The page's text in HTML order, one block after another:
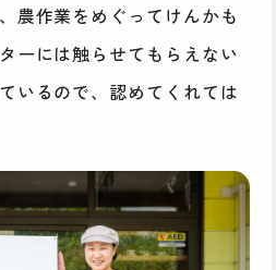
農作業をめぐってけんかも
ーには触らせてもらえない
いるので、認めてくれては